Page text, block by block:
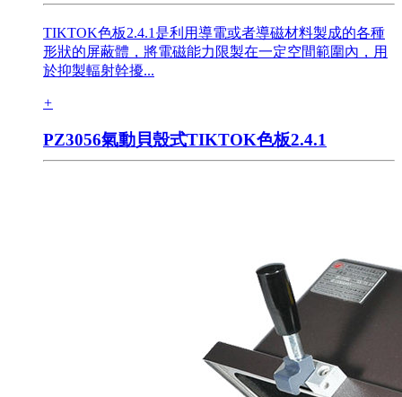
TIKTOK色板2.4.1是利用導電或者導磁材料製成的各種
形狀的屏蔽體，將電磁能力限製在一定空間範圍內，用
於抑製輻射幹擾...
+
PZ3056氣動​貝殼式TIKTOK色板2.4.1